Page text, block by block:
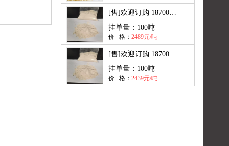
[售]欢迎订购 18700849052
挂单量： 100吨
价 格： 2489元/吨
[售]欢迎订购 18700849052
挂单量： 100吨
价 格： 2439元/吨